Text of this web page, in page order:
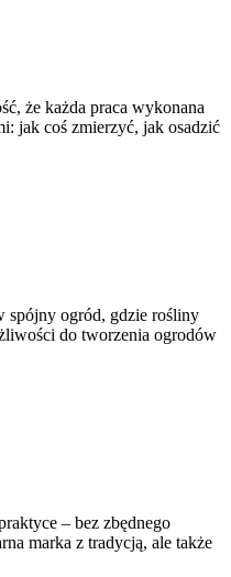
że każda praca wykonana
jak coś zmierzyć, jak osadzić
spójny ogród, gdzie rośliny
do tworzenia ogrodów
– bez zbędnego
marka z tradycją, ale także